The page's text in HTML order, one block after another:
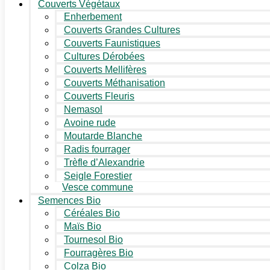
Couverts Végétaux
Enherbement
Couverts Grandes Cultures
Couverts Faunistiques
Cultures Dérobées
Couverts Mellifères
Couverts Méthanisation
Couverts Fleuris
Nemasol
Avoine rude
Moutarde Blanche
Radis fourrager
Trèfle d’Alexandrie
Seigle Forestier
Vesce commune
Semences Bio
Céréales Bio
Maïs Bio
Tournesol Bio
Fourragères Bio
Colza Bio